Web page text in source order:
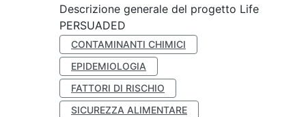
Descrizione generale del progetto Life
PERSUADED
CONTAMINANTI CHIMICI
EPIDEMIOLOGIA
FATTORI DI RISCHIO
SICUREZZA ALIMENTARE